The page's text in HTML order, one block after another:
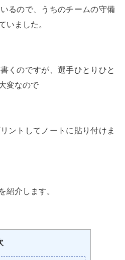
るので、うちのチームの守備
いました。
くのですが、選手ひとりひと
変なので
ントしてノートに貼り付けま
紹介します。